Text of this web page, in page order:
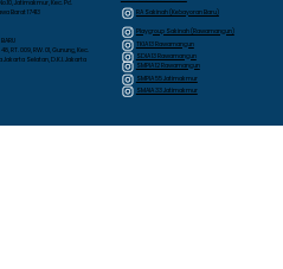
Islam Al Azhar 13
Jatimakmur, Kec. Pd.
Barat 17413
RT. 009, RW. 01, Gunung, Kec.
Jakarta Selatan, D.K.I. Jakarta
RA Sakinah (Kebayoran Baru)
Playgroup Sakinah (Rawamangun)
TKIA 13 Rawamangun
SDIA 13 Rawamangun
SMPIA 12 Rawamangun
SMPIA 55 Jatimakmur
SMAIA 33 Jatimakmur